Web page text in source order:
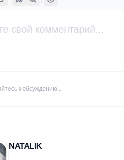
к обсуждению...
NATALIK